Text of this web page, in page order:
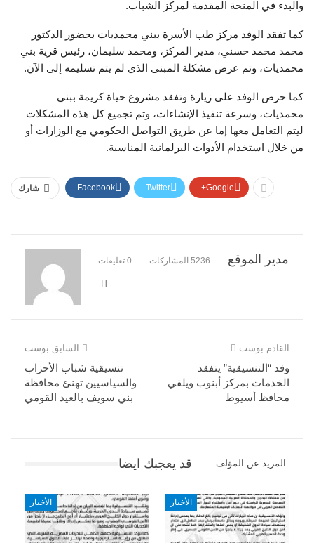
والبدء في المنحة المقدمة لمركز الشباب.
كما تفقد الوفد مركز طب الأسرة ببني محمديات بحضور الدكتور
محمد محمد حسني، مدير المركز، ومحمد سليمان، رئيس قرية بني
محمديات، وتم عرض مشكلة المبنى الذي لم يتم تسليمه إلى الآن.
كما حرص الوفد على زيارة وتفقد مشروع حياة كريمة ببني
محمديات، وسرعة تنفيذ الإنشاءات، وتم تجميع كل هذه المشكلات
ليتم التعامل معها إما عن طريق التواصل الحكومي مع الوزارات أو
من خلال استخدام الأدوات البرلمانية المناسبة.
شارك Facebook Twitter Google+
مدير الموقع 5236 المشاركات 0 تعليقات
السابق بوست
تنسيقية شباب الأحزاب
والسياسيين تهنئ محافظة
بني سويف بالعيد القومي
القادم بوست
وفد “التنسيقية” يتفقد
الخدمات بمركز أبنوب ويلقي
محافظ أسيوط
قد يعجبك ايضا المزيد عن المؤلف
الأخبار الأخبار